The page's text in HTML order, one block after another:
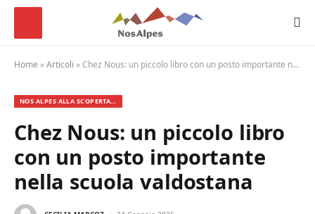
Home »Articoli »Chez Nous: un piccolo libro con un posto importante nella scuola valdostana
NOS ALPES ALLA SCOPERTA…
Chez Nous: un piccolo libro
con un posto importante
nella scuola valdostana